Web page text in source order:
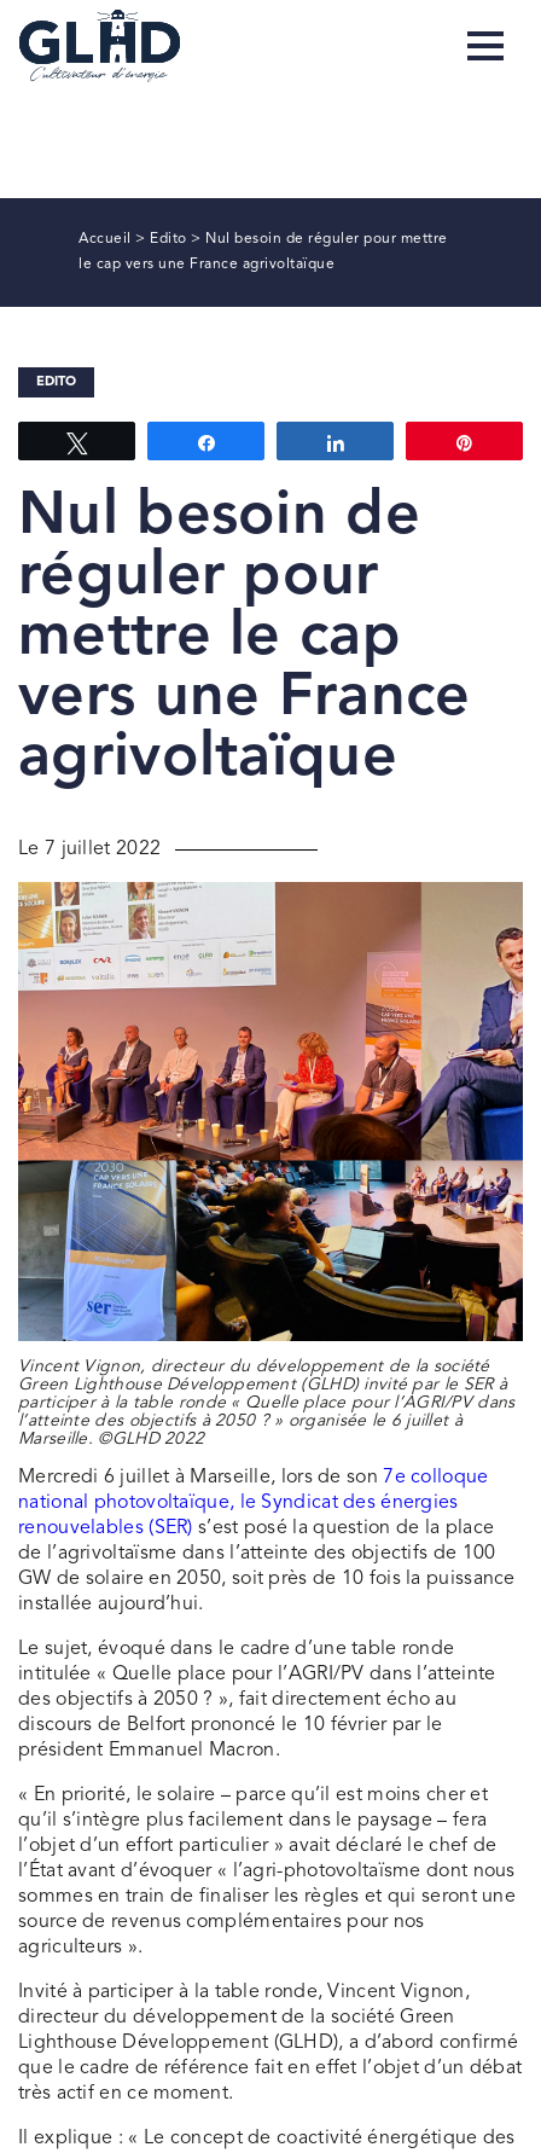
Accueil > Edito > Nul besoin de réguler pour mettre
le cap vers une France agrivoltaïque
EDITO
Nul besoin de
réguler pour
mettre le cap
vers une France
agrivoltaïque
Le 7 juillet 2022
Vincent Vignon, directeur du développement de la société
Green Lighthouse Développement (GLHD) invité par le SER à
participer à la table ronde « Quelle place pour l’AGRI/PV dans
l’atteinte des objectifs à 2050 ? » organisée le 6 juillet à
Marseille. ©GLHD 2022
Mercredi 6 juillet à Marseille, lors de son 7e colloque
national photovoltaïque, le Syndicat des énergies
renouvelables (SER) s’est posé la question de la place
de l’agrivoltaïsme dans l’atteinte des objectifs de 100
GW de solaire en 2050, soit près de 10 fois la puissance
installée aujourd’hui.
Le sujet, évoqué dans le cadre d’une table ronde
intitulée « Quelle place pour l’AGRI/PV dans l’atteinte
des objectifs à 2050 ? », fait directement écho au
discours de Belfort prononcé le 10 février par le
président Emmanuel Macron.
« En priorité, le solaire – parce qu’il est moins cher et
qu’il s’intègre plus facilement dans le paysage – fera
l’objet d’un effort particulier » avait déclaré le chef de
l’État avant d’évoquer « l’agri-photovoltaïsme dont nous
sommes en train de finaliser les règles et qui seront une
source de revenus complémentaires pour nos
agriculteurs ».
Invité à participer à la table ronde, Vincent Vignon,
directeur du développement de la société Green
Lighthouse Développement (GLHD), a d’abord confirmé
que le cadre de référence fait en effet l’objet d’un débat
très actif en ce moment.
Il explique : « Le concept de coactivité énergétique des